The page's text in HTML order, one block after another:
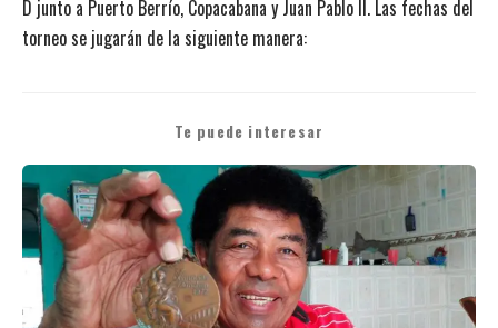
D junto a Puerto Berrío, Copacabana y Juan Pablo II. Las fechas del
torneo se jugarán de la siguiente manera:
Te puede interesar